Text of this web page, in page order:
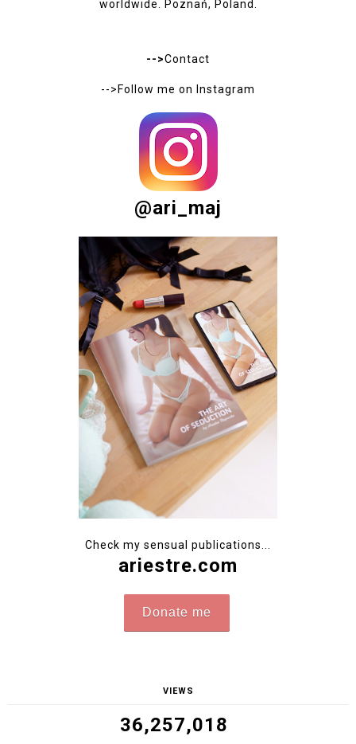
worldwide. Poznań, Poland.
-->Contact
-->Follow me on Instagram
@ari_maj
Check my sensual publications...
ariestre.com
Donate me
VIEWS
36,257,018